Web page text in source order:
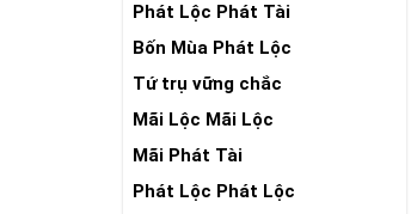
Phát Lộc Phát Tài
Bốn Mùa Phát Lộc
Tứ trụ vững chắc
Mãi Lộc Mãi Lộc
Mãi Phát Tài
Phát Lộc Phát Lộc